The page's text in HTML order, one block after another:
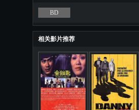
BD
相关影片推荐